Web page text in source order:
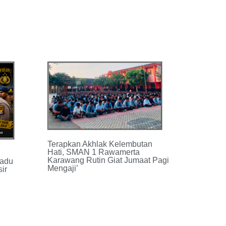
Terapkan Akhlak Kelembutan
Hati, SMAN 1 Rawamerta
Karawang Rutin Giat Jumaat Pagi
Mengaji’